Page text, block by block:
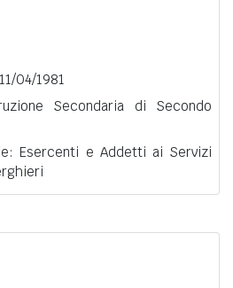
04/1981
Secondaria di Secondo
Esercenti e Addetti ai Servizi